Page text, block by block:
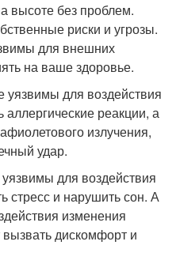
высоте без проблем.
риски и угрозы.
для внешних
на ваше здоровье.
уязвимы для воздействия
реакции, а
излучения,
удар.
для воздействия
стресс и нарушить сон. А
изменения
дискомфорт и